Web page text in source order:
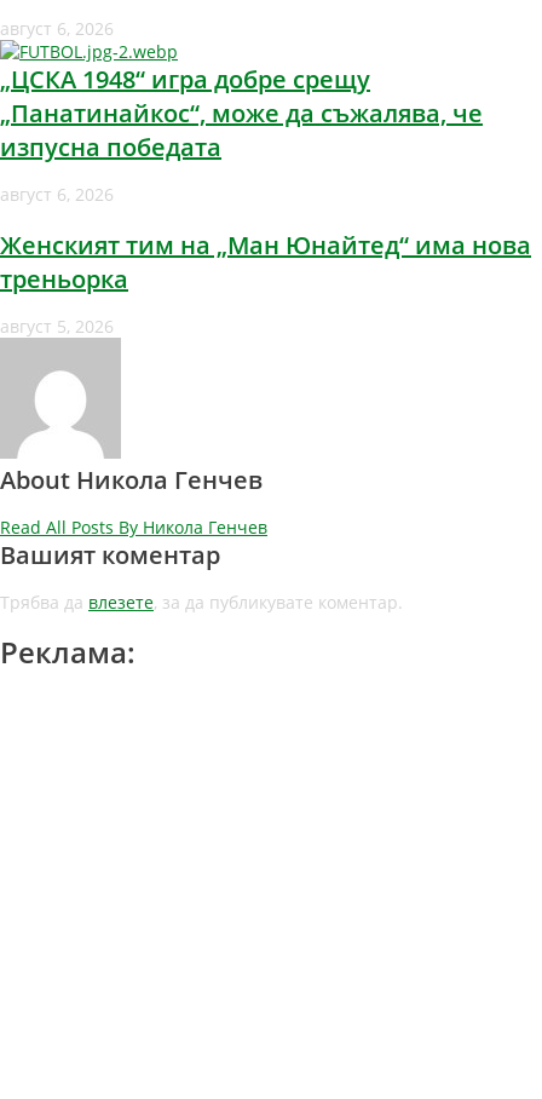
август 6, 2026
„ЦСКА 1948“ игра добре срещу
„Панатинайкос“, може да съжалява, че
изпусна победата
август 6, 2026
Женският тим на „Ман Юнайтед“ има нова
треньорка
август 5, 2026
About Никола Генчев
Read All Posts By Никола Генчев
Вашият коментар
Трябва да влезете, за да публикувате коментар.
Реклама: